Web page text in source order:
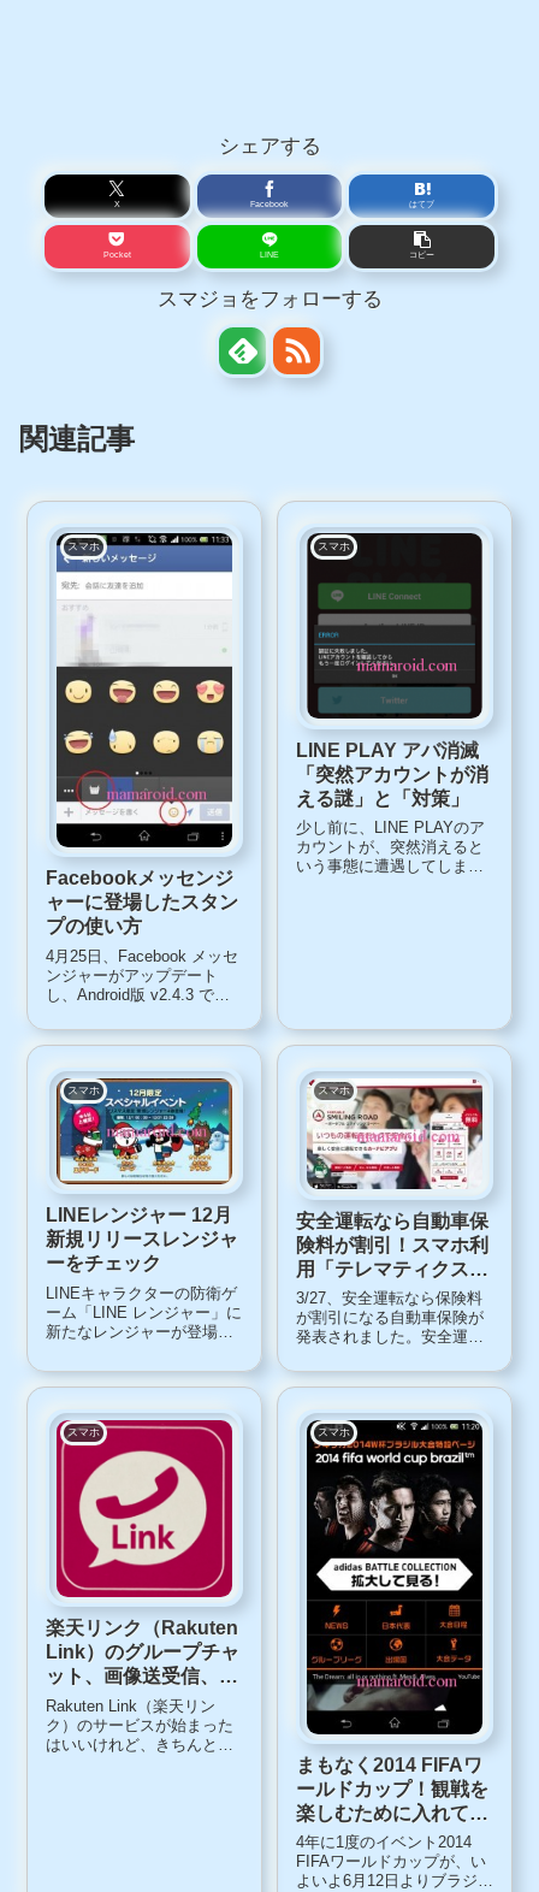
シェアする
X Facebook はてブ
Pocket LINE コピー
スマジョをフォローする
関連記事
スマホ
Facebookメッセンジ
ャーに登場したスタン
プの使い方
4月25日、Facebook メッセ
ンジャーがアップデート
し、Android版 v2.4.3 で
(Stickers) が追加されまし
スタンプ、Facebookのスタ
ンプはどうか見てみまし...
スマホ
LINE PLAY アバ消滅
「突然アカウントが消
える謎」と「対策」
少し前に、LINE PLAYのア
カウントが、突然消えると
いう事態に遭遇してしまい
スマホ
LINEレンジャー 12月
新規リリースレンジャ
ーをチェック
LINEキャラクターの防衛ゲ
ーム「LINE レンジャー」に
新たなレンジャーが登場し
星がgetできる確率が2倍で
す。2014年12月の新規リリ
限定新規レンジャー４体が
登場しました。サン...
スマホ
安全運転なら自動車保
険料が割引！スマホ利
用「テレマティクス保
険」損保ジャパン日本
興亜
3/27、安全運転なら保険料
が割引になる自動車保険が
発表されました。安全運転
「テレマティクス保険」こ
興亜が開発した国内初の
「テレマティクス保険」。
スマホアプリのデータを利
用し、安全運転なら最...
スマホ
楽天リンク（Rakuten
Link）のグループチャ
ット、画像送受信、無
料通話の方法
Rakuten Link（楽天リン
ク）のサービスが始まった
はいいけれど、きちんとし
スマホ
まもなく2014 FIFAワ
ールドカップ！観戦を
楽しむために入れてお
きたいアプリ
4年に1度のイベント2014
FIFAワールドカップが、い
よいよ6月12日よりブラジル